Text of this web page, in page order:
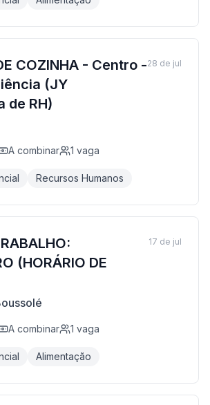
COZINHA - Centro -
(JY
de RH)
A combinar 1 vaga
Recursos Humanos
28 de jul
(HORÁRIO DE
A combinar 1 vaga
Alimentação
17 de jul